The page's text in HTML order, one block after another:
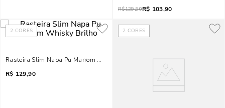
R$129,90R$ 103,90
2 CORES
Rasteira Slim Napa Pu Marrom Whisky Brilho
R$ 129,90
2 CORES